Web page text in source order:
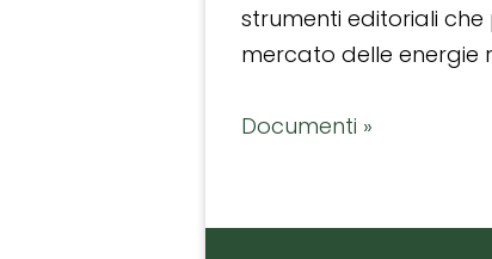
strumenti editoriali
mercato delle energie
Documenti »